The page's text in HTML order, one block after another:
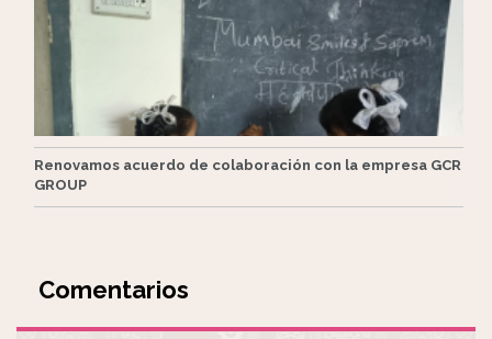
Renovamos acuerdo de colaboración con la empresa GCR
GROUP
Comentarios